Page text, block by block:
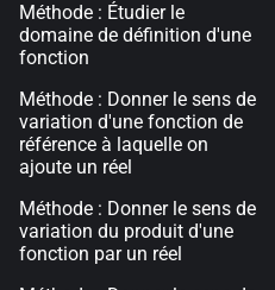
Méthode : Étudier le
domaine de définition d'une
fonction
Méthode : Donner le sens de
variation d'une fonction de
référence à laquelle on
ajoute un réel
Méthode : Donner le sens de
variation du produit d'une
fonction par un réel